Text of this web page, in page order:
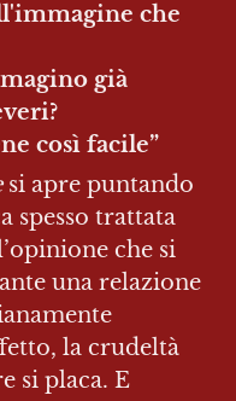
che
già
così facile”
si apre puntando
spesso trattata
che si
una relazione
la crudeltà
si placa. E